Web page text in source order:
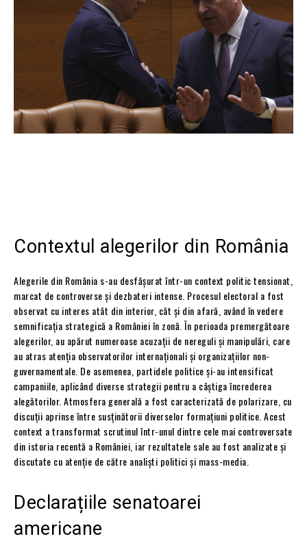
Contextul alegerilor din România
Alegerile din România s-au desfășurat într-un context politic tensionat,
marcat de controverse și dezbateri intense. Procesul electoral a fost
observat cu interes atât din interior, cât și din afară, având în vedere
semnificația strategică a României în zonă. În perioada premergătoare
alegerilor, au apărut numeroase acuzații de nereguli și manipulări, care
au atras atenția observatorilor internaționali și organizațiilor non-
guvernamentale. De asemenea, partidele politice și-au intensificat
campaniile, aplicând diverse strategii pentru a câștiga încrederea
alegătorilor. Atmosfera generală a fost caracterizată de polarizare, cu
discuții aprinse între susținătorii diverselor formațiuni politice. Acest
context a transformat scrutinul într-unul dintre cele mai controversate
din istoria recentă a României, iar rezultatele sale au fost analizate și
discutate cu atenție de către analiști politici și mass-media.
Declarațiile senatoarei
americane